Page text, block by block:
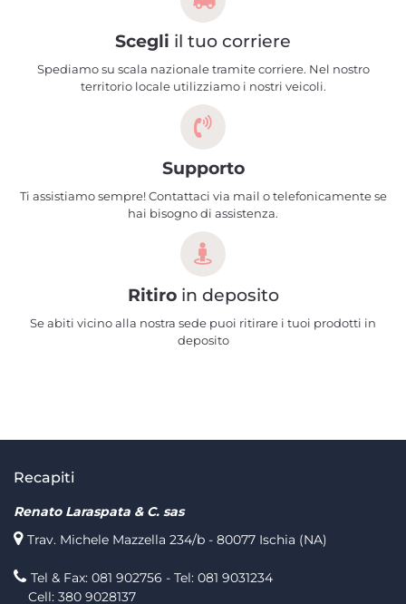
Scegli il tuo corriere
Spediamo su scala nazionale tramite corriere. Nel nostro
territorio locale utilizziamo i nostri veicoli.
Supporto
Ti assistiamo sempre! Contattaci via mail o telefonicamente se
hai bisogno di assistenza.
Ritiroin deposito
Se abiti vicino alla nostra sede puoi ritirare i tuoi prodotti in
deposito
Recapiti
Renato Laraspata & C. sas
Trav. Michele Mazzella 234/b - 80077 Ischia (NA)
Tel & Fax: 081 902756 - Tel: 081 9031234
Cell: 380 9028137